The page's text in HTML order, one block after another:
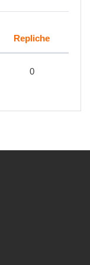
Repliche
Azioni
0